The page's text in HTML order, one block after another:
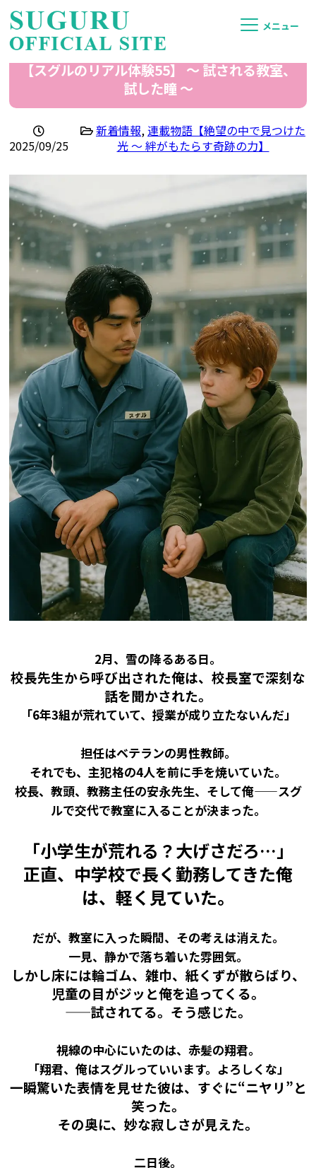
メニュー
【スグルのリアル体験55】 〜 試される教室、
試した瞳 〜
2025/09/25
新着情報,連載物語【絶望の中で見つけた
光 ～ 絆がもたらす奇跡の力】
2月、雪の降るある日。
校長先生から呼び出された俺は、校長室で深刻な
話を聞かされた。
「6年3組が荒れていて、授業が成り立たないんだ」
担任はベテランの男性教師。
それでも、主犯格の4人を前に手を焼いていた。
校長、教頭、教務主任の安永先生、そして俺——スグ
ルで交代で教室に入ることが決まった。
「小学生が荒れる？大げさだろ…」
正直、中学校で長く勤務してきた俺
は、軽く見ていた。
だが、教室に入った瞬間、その考えは消えた。
一見、静かで落ち着いた雰囲気。
しかし床には輪ゴム、雑巾、紙くずが散らばり、
児童の目がジッと俺を追ってくる。
——試されてる。そう感じた。
視線の中心にいたのは、赤髪の翔君。
「翔君、俺はスグルっていいます。よろしくな」
一瞬驚いた表情を見せた彼は、すぐに“ニヤリ”と
笑った。
その奥に、妙な寂しさが見えた。
二日後。